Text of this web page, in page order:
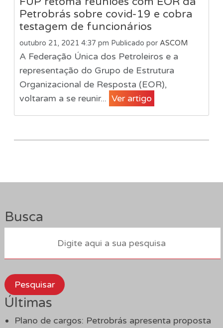
Petrobrás sobre covid-19 e cobra
testagem de funcionários
outubro 21, 2021 4:37 pm Publicado por ASCOM
A Federação Única dos Petroleiros e a
representação do Grupo de Estrutura
Organizacional de Resposta (EOR),
voltaram a se reunir... Ver artigo
Busca
Pesquisar
Últimas
Plano de cargos: Petrobrás apresenta proposta